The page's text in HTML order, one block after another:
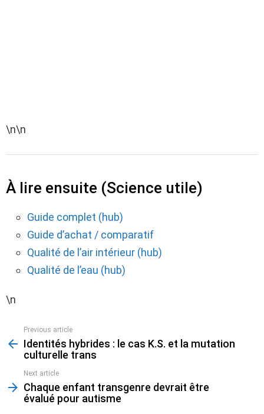
\n\n
À lire ensuite (Science utile)
Guide complet (hub)
Guide d’achat / comparatif
Qualité de l’air intérieur (hub)
Qualité de l’eau (hub)
\n
more
Previous article
Identités hybrides : le cas K.S. et la mutation
culturelle trans
Next article
Chaque enfant transgenre devrait être
évalué pour autisme